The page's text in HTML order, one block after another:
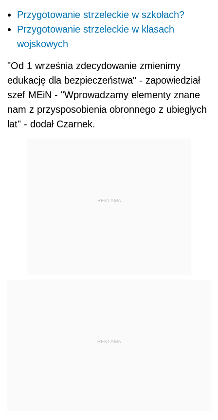
Przygotowanie strzeleckie w szkołach?
Przygotowanie strzeleckie w klasach
wojskowych
"Od 1 września zdecydowanie zmienimy
edukację dla bezpieczeństwa" - zapowiedział
szef MEiN - "Wprowadzamy elementy znane
nam z przysposobienia obronnego z ubiegłych
lat" - dodał Czarnek.
REKLAMA
REKLAMA